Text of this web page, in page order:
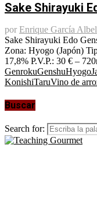
Sake Shirayuki
por Enrique García
Sake Shirayuki Edo
Zona: Hyogo (Japón)
17,8% P.V.P.: 30 € –
GenrokuGenshuHyogo
KonishiTaruVino de
Buscar
Search for: